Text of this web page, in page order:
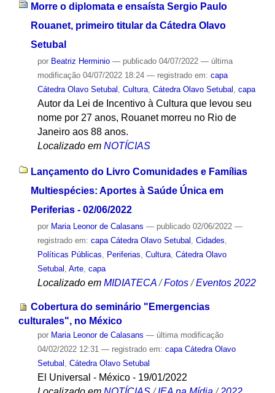
Morre o diplomata e ensaísta Sergio Paulo
Rouanet, primeiro titular da Cátedra Olavo
Setubal
por Beatriz Herminio — publicado04/07/2022 — última
modificação04/07/2022 18:24 — registrado em: capa
Cátedra Olavo Setubal Cultura, Cátedra Olavo Setubal capa
Autor da Lei de Incentivo à Cultura que levou seu
nome por 27 anos, Rouanet morreu no Rio de
Janeiro aos 88 anos.
Localizado em NOTÍCIAS
Lançamento do Livro Comunidades e Famílias
Multiespécies: Aportes à Saúde Única em
Periferias - 02/06/2022
por Maria Leonor de Calasans — publicado02/06/2022 —
registrado em: capa Cátedra Olavo Setubal , Cidades,
Políticas Públicas, Periferias, Cultura, Cátedra Olavo
Setubal , Arte, capa
Localizado em MIDIATECA /Fotos /Eventos 2022
Cobertura do seminário "Emergencias
culturales", no México
por Maria Leonor de Calasans — última modificação
04/02/2022 12:31 — registrado em: capa Cátedra Olavo
Setubal , Cátedra Olavo Setubal
El Universal - México - 19/01/2022